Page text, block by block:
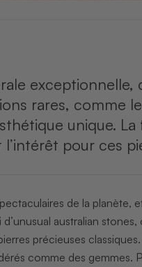
rares, comme
unique.
pour ces
de la
australian
précieuses
comme des gemmes.